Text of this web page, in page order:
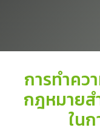
การทำคว
กฎหมายส
ใน